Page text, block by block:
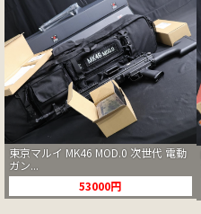
東京マルイ MK46 MOD.0 次世代 電動
ガン...
53000円